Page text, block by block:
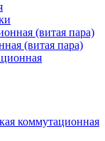
(витая пара)
коммутационная